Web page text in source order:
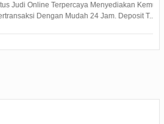
Menyediakan Kemudahan Dalam
24 Jam. Deposit T...